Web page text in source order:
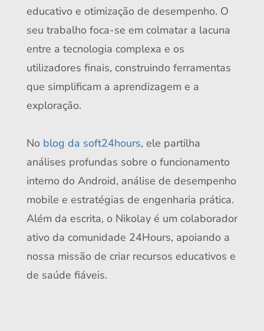
educativo e otimização de desempenho. O
seu trabalho foca-se em colmatar a lacuna
entre a tecnologia complexa e os
utilizadores finais, construindo ferramentas
que simplificam a aprendizagem e a
exploração.
No blog da soft24hours, ele partilha
análises profundas sobre o funcionamento
interno do Android, análise de desempenho
mobile e estratégias de engenharia prática.
Além da escrita, o Nikolay é um colaborador
ativo da comunidade 24Hours, apoiando a
nossa missão de criar recursos educativos e
de saúde fiáveis.